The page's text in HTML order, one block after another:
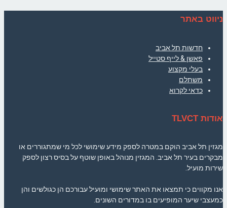
ניווט באתר
חדשות תל אביב
פאשן & לייף סטייל
בעלי מקצוע
משתלם
כדאי לקרוא
אודות TLVCT
מגזין תל אביב הוקם במטרה לספק מידע שימושי לכל מי שמתגוררים או
מבקרים בעיר תל אביב. המגזין מנוהל באופן שוטף על בסיס רצון לספק
שירות מועיל.
אנו מקווים כי תמצאו את האתר שימושי ומועיל עבורכם הן כגולשים והן
כמעצבי שיער המופיעים בו במדורים השונים.